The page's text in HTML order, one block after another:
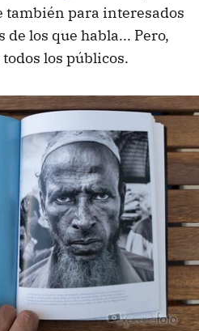
para interesados
de los que habla... Pero,
los públicos.